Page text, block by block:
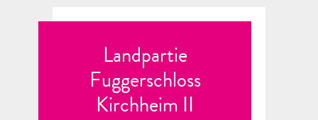
Landpartie
Fuggerschloss
Kirchheim II